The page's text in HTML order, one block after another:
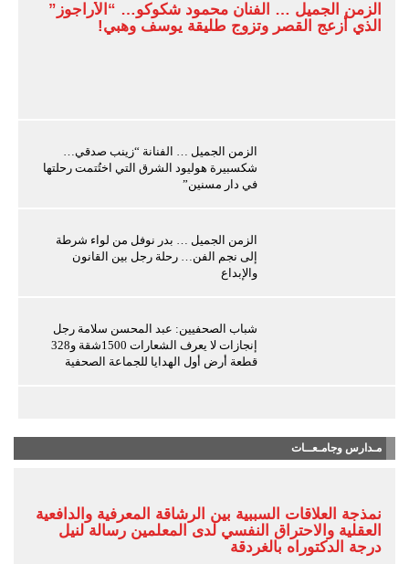
الزمن الجميل … الفنان محمود شكوكو… “الأراجوز”
الذي أزعج القصر وتزوج طليقة يوسف وهبي!
الزمن الجميل … الفنانة “زينب صدقي…
شكسبيرة هوليود الشرق التي اختُتمت رحلتها
في دار مسنين”
الزمن الجميل … بدر نوفل من لواء شرطة
إلى نجم الفن… رحلة رجل بين القانون
والإبداع
شباب الصحفيين: عبد المحسن سلامة رجل
إنجازات لا يعرف الشعارات 1500شقة و328
قطعة أرض أول الهدايا للجماعة الصحفية
مـدارس وجامـعــات
نمذجة العلاقات السببية بين الرشاقة المعرفية والدافعية
العقلية والاحتراق النفسي لدى المعلمين رسالة لنيل
درجة الدكتوراه بالغردقة